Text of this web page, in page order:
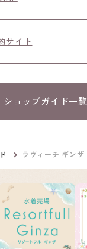
サイト
ショップガイド一覧
ラヴィーチ ギンザ